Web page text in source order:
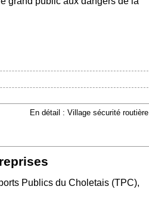
En détail : Village sécurité routière
Publics du Choletais (TPC),